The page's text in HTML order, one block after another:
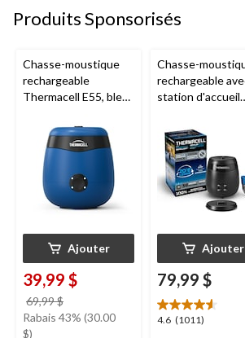
Produits Sponsorisés
Chasse-moustique
rechargeable
Thermacell E55, bleu
Ajouter
39,99 $
69,99 $
était
Rabais 43% (30.00
$)
Chasse-
rechargeable
station d'accueil
charbon
Ajouter
79,99 $
4.6 (1011)
4.6